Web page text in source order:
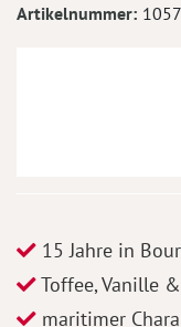
Artikelnummer
15 Jahre in
Toffee, Vanille
maritimer